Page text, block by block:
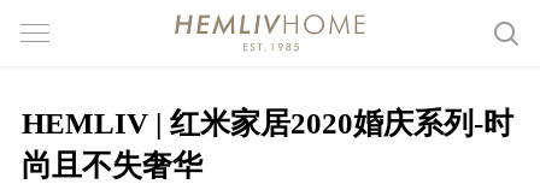
HEMLIV | 红米家居2020婚庆系列-时
尚且不失奢华